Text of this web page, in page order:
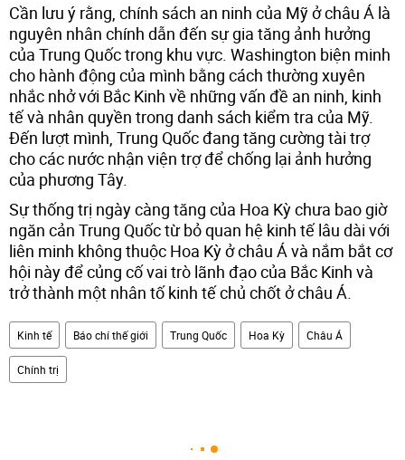
Cần lưu ý rằng, chính sách an ninh của Mỹ ở châu Á là
nguyên nhân chính dẫn đến sự gia tăng ảnh hưởng
của Trung Quốc trong khu vực. Washington biện minh
cho hành động của mình bằng cách thường xuyên
nhắc nhở với Bắc Kinh về những vấn đề an ninh, kinh
tế và nhân quyền trong danh sách kiểm tra của Mỹ.
Đến lượt mình, Trung Quốc đang tăng cường tài trợ
cho các nước nhận viện trợ để chống lại ảnh hưởng
của phương Tây.
Sự thống trị ngày càng tăng của Hoa Kỳ chưa bao giờ
ngăn cản Trung Quốc từ bỏ quan hệ kinh tế lâu dài với
liên minh không thuộc Hoa Kỳ ở châu Á và nắm bắt cơ
hội này để củng cố vai trò lãnh đạo của Bắc Kinh và
trở thành một nhân tố kinh tế chủ chốt ở châu Á.
Kinh tế Báo chí thế giới Trung Quốc Hoa Kỳ Châu Á
Chính trị